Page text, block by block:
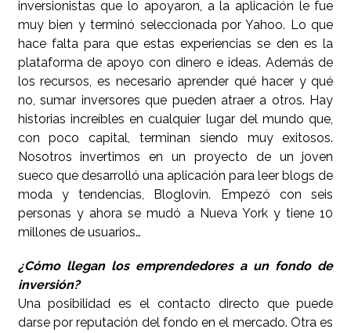
inversionistas que lo apoyaron, a la aplicación le fue
muy bien y terminó seleccionada por Yahoo. Lo que
hace falta para que estas experiencias se den es la
plataforma de apoyo con dinero e ideas. Además de
los recursos, es necesario aprender qué hacer y qué
no, sumar inversores que pueden atraer a otros. Hay
historias increíbles en cualquier lugar del mundo que,
con poco capital, terminan siendo muy exitosos.
Nosotros invertimos en un proyecto de un joven
sueco que desarrolló una aplicación para leer blogs de
moda y tendencias, Bloglovin. Empezó con seis
personas y ahora se mudó a Nueva York y tiene 10
millones de usuarios…
¿Cómo llegan los emprendedores a un fondo de
inversión?
Una posibilidad es el contacto directo que puede
darse por reputación del fondo en el mercado. Otra es